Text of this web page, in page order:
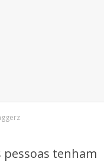
pessoas tenham